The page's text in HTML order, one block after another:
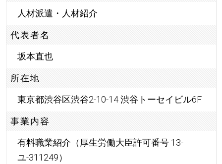
人材派遣・人材紹介
代表者名
坂本直也
所在地
東京都渋谷区渋谷2-10-14 渋谷トーセイビル6F
事業内容
有料職業紹介（厚生労働大臣許可番号 13-
ユ-311249）